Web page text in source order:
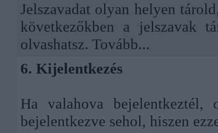
Jelszavadat olyan helyen
következőkben a jelszavak
olvashatsz. Tovább...
6. Kijelentkezés
Ha valahova
bejelentkezve sehol, hiszen